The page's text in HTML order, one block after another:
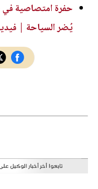
حفرة امتصاصية
يُضر السياحة |